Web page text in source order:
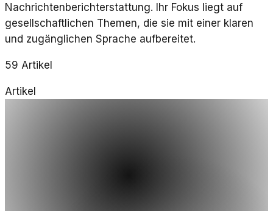
Nachrichtenberichterstattung. Ihr Fokus liegt auf
gesellschaftlichen Themen, die sie mit einer klaren
und zugänglichen Sprache aufbereitet.
59 Artikel
Artikel